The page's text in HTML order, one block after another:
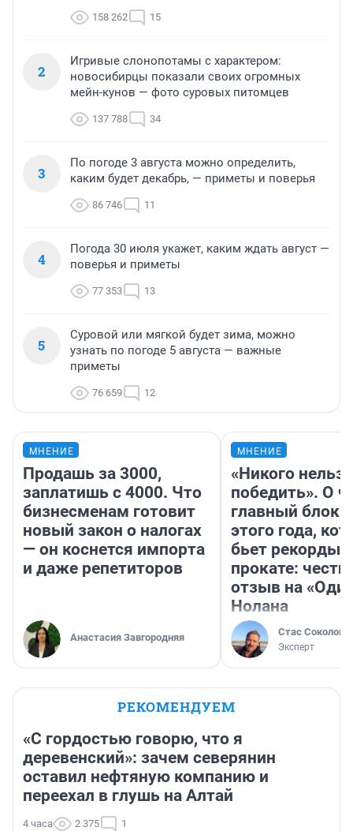
158 262 15
2
Игривые слонопотамы с характером:
новосибирцы показали своих огромных
мейн-кунов — фото суровых питомцев
137 788 34
3
По погоде 3 августа можно определить,
каким будет декабрь, — приметы и поверья
86 746 11
4
Погода 30 июля укажет, каким ждать август —
поверья и приметы
77 353 13
5
Суровой или мягкой будет зима, можно
узнать по погоде 5 августа — важные
приметы
76 659 12
МНЕНИЕ
Продашь за 3000,
заплатишь с 4000. Что
бизнесменам готовит
новый закон о налогах
— он коснется импорта
и даже репетиторов
Анастасия Завгородняя
МНЕНИЕ
«Никого нельзя
победить». О
главный
этого года,
бьет рекорды в
прокате:
отзыв на
Нолана
Стас Соколов
Эксперт
РЕКОМЕНДУЕМ
«С гордостью говорю, что я
деревенский»: зачем северянин
оставил нефтяную компанию и
переехал в глушь на Алтай
4 часа 2 375 1